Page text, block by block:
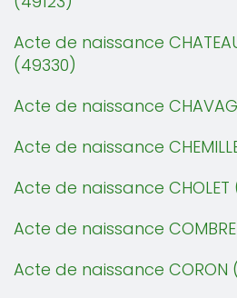
Acte de naissance
(49330)
Acte de naissance
Acte de naissance
Acte de naissance CHOLET
Acte de naissance
Acte de naissance CORON